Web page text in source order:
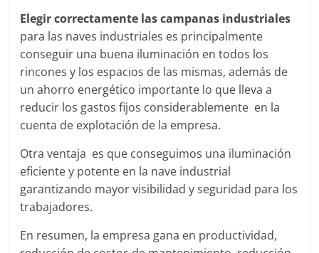
Elegir correctamente las campanas industriales
para las naves industriales es principalmente
conseguir una buena iluminación en todos los
rincones y los espacios de las mismas, además de
un ahorro energético importante lo que lleva a
reducir los gastos fijos considerablemente en la
cuenta de explotación de la empresa.
Otra ventaja es que conseguimos una iluminación
eficiente y potente en la nave industrial
garantizando mayor visibilidad y seguridad para los
trabajadores.
En resumen, la empresa gana en productividad,